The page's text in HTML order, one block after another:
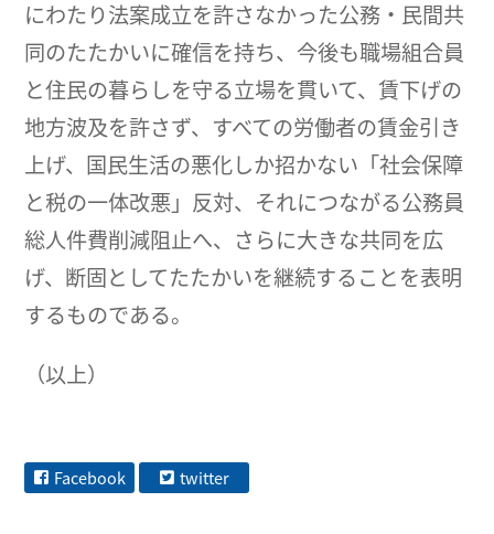
にわたり法案成立を許さなかった公務・民間共
同のたたかいに確信を持ち、今後も職場組合員
と住民の暮らしを守る立場を貫いて、賃下げの
地方波及を許さず、すべての労働者の賃金引き
上げ、国民生活の悪化しか招かない「社会保障
と税の一体改悪」反対、それにつながる公務員
総人件費削減阻止へ、さらに大きな共同を広
げ、断固としてたたかいを継続することを表明
するものである。
（以上）
Facebook twitter